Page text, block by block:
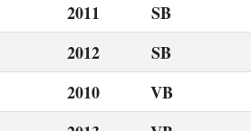
2011 SB
2012 SB
2010 VB